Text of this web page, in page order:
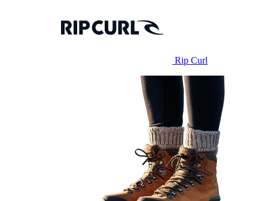
Rip Curl